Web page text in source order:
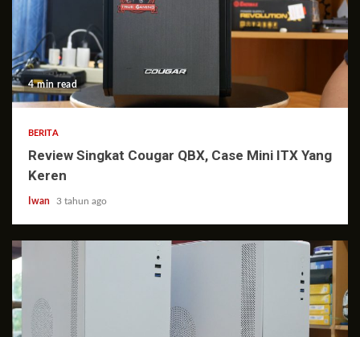
4 min read
BERITA
Review Singkat Cougar QBX, Case Mini ITX Yang
Keren
Iwan 3 tahun ago